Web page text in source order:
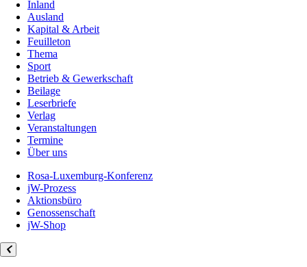
Inland
Ausland
Kapital & Arbeit
Feuilleton
Thema
Sport
Betrieb & Gewerkschaft
Beilage
Leserbriefe
Verlag
Veranstaltungen
Termine
Über uns
Rosa-Luxemburg-Konferenz
jW-Prozess
Aktionsbüro
Genossenschaft
jW-Shop